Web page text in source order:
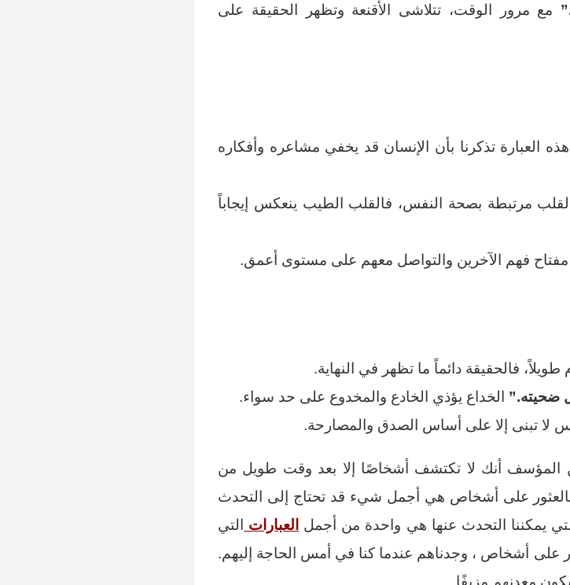
مع مرور الوقت، تتلاشى الأقنعة وتظهر الحقيقة على
هذه العبارة تذكرنا بأن الإنسان قد يخفي مشاعره وأفكاره
مرتبطة بصحة النفس، فالقلب الطيب ينعكس إيجاباً
فهم الآخرين والتواصل معهم على مستوى أعمق.
طويلاً، فالحقيقة دائماً ما تظهر في النهاية.
ضحيته.” الخداع يؤذي الخادع والمخدوع على حد سواء.
لا تبنى إلا على أساس الصدق والمصارحة.
المؤسف أنك لا تكتشف أشخاصًا إلا بعد وقت طويل من
بالعثور على أشخاص هي أجمل شيء قد تحتاج إلى التحدث
يمكننا التحدث عنها هي واحدة من أجمل
العبارات التي
على أشخاص ، وجدناهم عندما كنا في أمس الحاجة إليهم.
يكون معدنهم مزيفًا.